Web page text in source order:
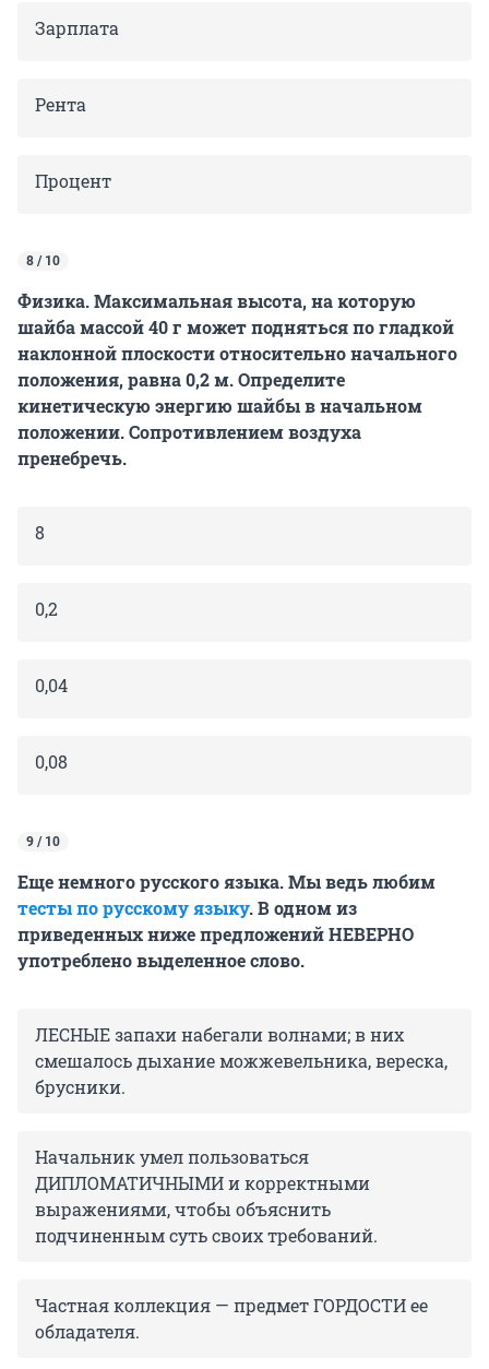
Зарплата
Рента
Процент
8 / 10
Физика. Максимальная высота, на которую
шайба массой 40 г может подняться по гладкой
наклонной плоскости относительно начального
положения, равна 0,2 м. Определите
кинетическую энергию шайбы в начальном
положении. Сопротивлением воздуха
пренебречь.
8
0,2
0,04
0,08
9 / 10
Еще немного русского языка. Мы ведь любим
тесты по русскому языку. В одном из
приведенных ниже предложений НЕВЕРНО
употреблено выделенное слово.
ЛЕСНЫЕ запахи набегали волнами; в них
смешалось дыхание можжевельника, вереска,
брусники.
Начальник умел пользоваться
ДИПЛОМАТИЧНЫМИ и корректными
выражениями, чтобы объяснить
подчиненным суть своих требований.
Частная коллекция — предмет ГОРДОСТИ ее
обладателя.